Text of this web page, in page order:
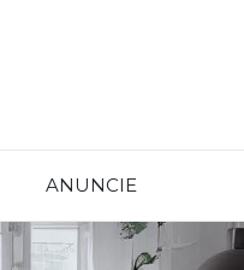
ANUNCIE